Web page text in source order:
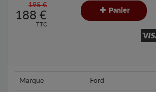
195 €
188 €
TTC
Panier
Marque Ford